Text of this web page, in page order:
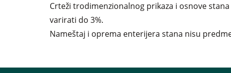
Crteži trodimenzionalnog prikaza i osnove
varirati do 3%.
Nameštaj i oprema enterijera stana nisu